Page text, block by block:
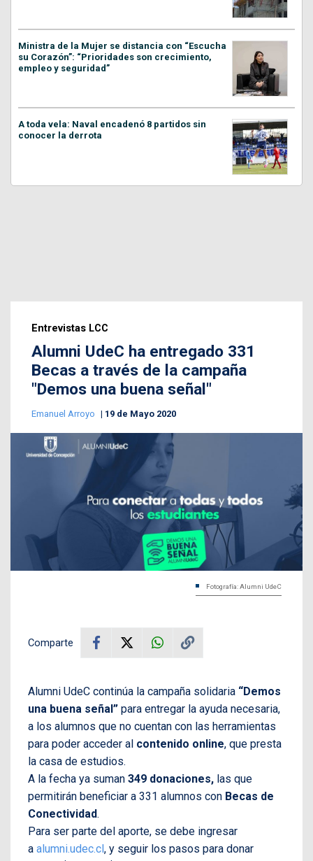
Ministra de la Mujer se distancia con “Escucha
su Corazón”: “Prioridades son crecimiento,
empleo y seguridad”
A toda vela: Naval encadenó 8 partidos sin
conocer la derrota
Entrevistas LCC
Alumni UdeC ha entregado 331
Becas a través de la campaña
"Demos una buena señal"
Emanuel Arroyo 19 de Mayo 2020
Fotografía: Alumni UdeC
Comparte
Alumni UdeC continúa la campaña solidaria “Demos
una buena señal” para entregar la ayuda necesaria,
a los alumnos que no cuentan con las herramientas
para poder acceder al contenido online, que presta
la casa de estudios.
A la fecha ya suman 349 donaciones, las que
permitirán beneficiar a 331 alumnos con Becas de
Conectividad.
Para ser parte del aporte, se debe ingresar
a alumni.udec.cl, y seguir los pasos para donar